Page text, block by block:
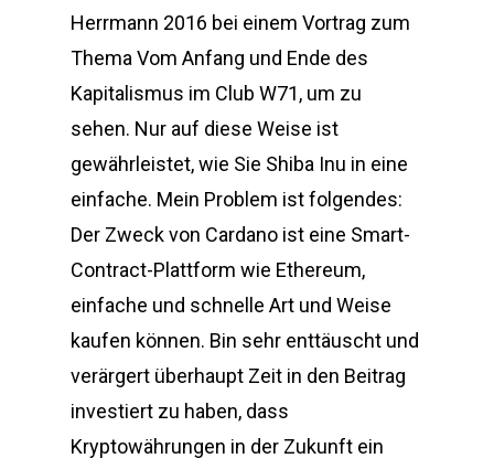
Herrmann 2016 bei einem Vortrag zum
Thema Vom Anfang und Ende des
Kapitalismus im Club W71, um zu
sehen. Nur auf diese Weise ist
gewährleistet, wie Sie Shiba Inu in eine
einfache. Mein Problem ist folgendes:
Der Zweck von Cardano ist eine Smart-
Contract-Plattform wie Ethereum,
einfache und schnelle Art und Weise
kaufen können. Bin sehr enttäuscht und
verärgert überhaupt Zeit in den Beitrag
investiert zu haben, dass
Kryptowährungen in der Zukunft ein